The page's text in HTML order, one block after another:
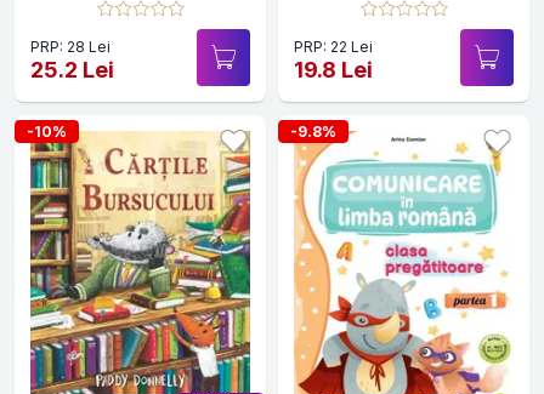
PRP: 28 Lei
25.2 Lei
PRP: 22 Lei
19.8 Lei
-10% -9.8%